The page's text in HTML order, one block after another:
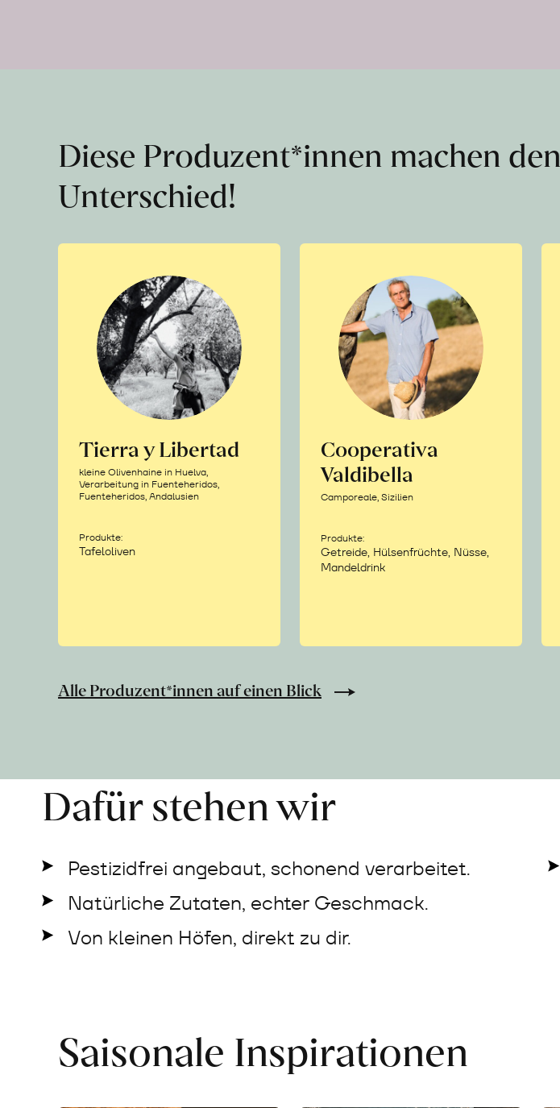
Diese Produzent*innen machen den
Unterschied!
Tierra y Libertad
kleine Olivenhaine in Huelva,
Verarbeitung in Fuenteheridos,
Fuenteheridos, Andalusien
Produkte:
Tafeloliven
Cooperativa
Valdibella
Camporeale, Sizilien
Produkte:
Getreide, Hülsenfrüchte, Nüsse,
Mandeldrink
Alle Produzent*innen auf einen Blick
Dafür stehen wir
Pestizidfrei angebaut, schonend verarbeitet.
Natürliche Zutaten, echter Geschmack.
Von kleinen Höfen, direkt zu dir.
Saisonale Inspirationen